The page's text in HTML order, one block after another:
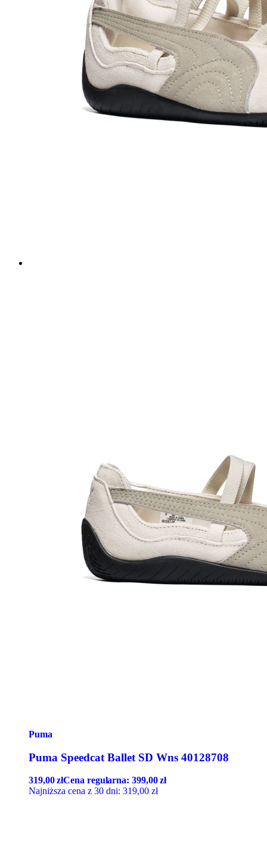
Puma
Puma Speedcat Ballet SD Wns 40128708
319,00złCena regularna:399,00zł
Najniższa cena z 30 dni: 319,00 zł